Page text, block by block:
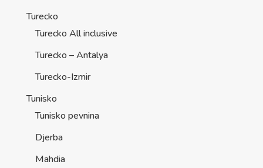
Turecko
Turecko All inclusive
Turecko – Antalya
Turecko-Izmir
Tunisko
Tunisko pevnina
Djerba
Mahdia